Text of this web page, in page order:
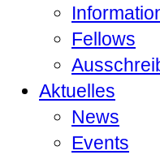
Fellows
Aktuelles
News
Events